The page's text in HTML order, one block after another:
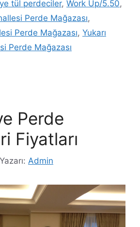
tül perdeciler, Work Up/5.50,
Perde Mağazası,
Perde Mağazası, Yukarı
Perde Mağazası
Perde
Fiyatları
Yazarı: Admin